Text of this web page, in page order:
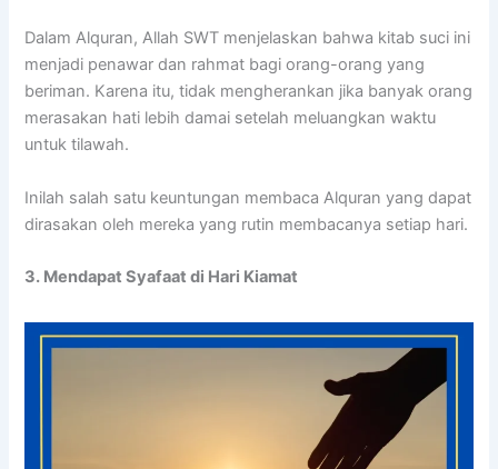
Dalam Alquran, Allah SWT menjelaskan bahwa kitab suci ini
menjadi penawar dan rahmat bagi orang-orang yang
beriman. Karena itu, tidak mengherankan jika banyak orang
merasakan hati lebih damai setelah meluangkan waktu
untuk tilawah.
Inilah salah satu keuntungan membaca Alquran yang dapat
dirasakan oleh mereka yang rutin membacanya setiap hari.
3. Mendapat Syafaat di Hari Kiamat